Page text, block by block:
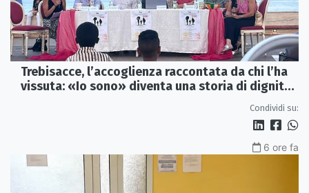
Trebisacce, l’accoglienza raccontata da chi l’ha
vissuta: «Io sono» diventa una storia di dignità
Condividi su:
6 ore fa